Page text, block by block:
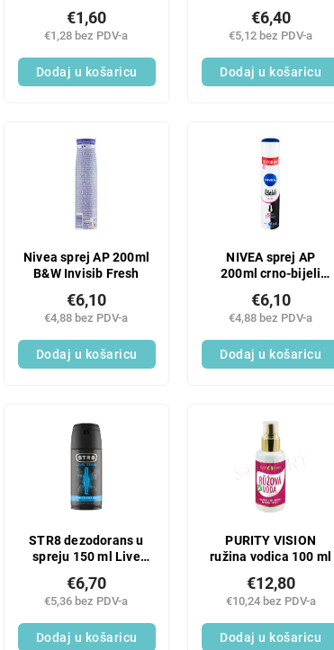
€1,28 bez PDV-a
€1,60
Dodaj u košaricu
€5,12 bez PDV-a
€6,40
Dodaj u košaricu
Nivea sprej AP 200ml
B&W Invisib Fresh
€4,88 bez PDV-a
€6,10
Dodaj u košaricu
NIVEA sprej AP
200ml crno-bijeli
€4,88 bez PDV-a
€6,10
Dodaj u košaricu
STR8 dezodorans u
spreju 150 ml Live
€5,36 bez PDV-a
€6,70
Dodaj u košaricu
PURITY VISION
ružina vodica 100 ml
€10,24 bez PDV-a
€12,80
Dodaj u košaricu